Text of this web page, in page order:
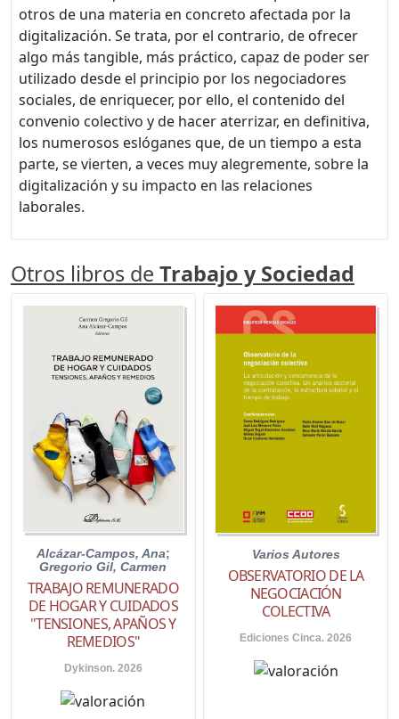
otros de una materia en concreto afectada por la
digitalización. Se trata, por el contrario, de ofrecer
algo más tangible, más práctico, capaz de poder ser
utilizado desde el principio por los negociadores
sociales, de enriquecer, por ello, el contenido del
convenio colectivo y de hacer aterrizar, en definitiva,
los numerosos eslóganes que, de un tiempo a esta
parte, se vierten, a veces muy alegremente, sobre la
digitalización y su impacto en las relaciones
laborales.
Otros libros de Trabajo y Sociedad
Alcázar-Campos, Ana;
Gregorio Gil, Carmen
TRABAJO REMUNERADO
DE HOGAR Y CUIDADOS
"TENSIONES, APAÑOS Y
REMEDIOS"
Dykinson. 2026
Varios Autores
OBSERVATORIO DE LA
NEGOCIACIÓN
COLECTIVA
Ediciones Cinca. 2026